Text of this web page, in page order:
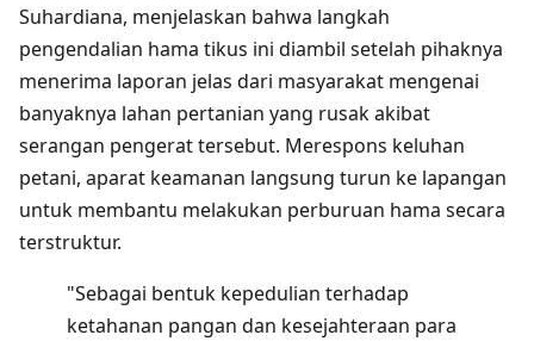
Suhardiana, menjelaskan bahwa langkah
pengendalian hama tikus ini diambil setelah pihaknya
menerima laporan jelas dari masyarakat mengenai
banyaknya lahan pertanian yang rusak akibat
serangan pengerat tersebut. Merespons keluhan
petani, aparat keamanan langsung turun ke lapangan
untuk membantu melakukan perburuan hama secara
terstruktur.
"Sebagai bentuk kepedulian terhadap
ketahanan pangan dan kesejahteraan para